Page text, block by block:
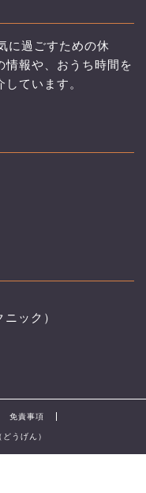
に過ごすための休
情報や、おうち時間を
ています。
ック）
免責事項
うげん）